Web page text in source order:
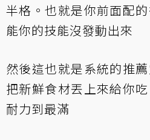
半格。也就是你前面配
能你的技能沒發動出來
然後這也就是系統的推
把新鮮食材丟上來給你
耐力到最滿